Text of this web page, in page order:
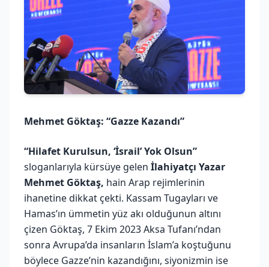
Mehmet Göktaş: “Gazze Kazandı”
“Hilafet Kurulsun, ‘İsrail’ Yok Olsun”
sloganlarıyla kürsüye gelen İlahiyatçı Yazar
Mehmet Göktaş, hain Arap rejimlerinin
ihanetine dikkat çekti. Kassam Tugayları ve
Hamas’ın ümmetin yüz akı olduğunun altını
çizen Göktaş, 7 Ekim 2023 Aksa Tufanı’ndan
sonra Avrupa’da insanların İslam’a koştuğunu
böylece Gazze’nin kazandığını, siyonizmin ise